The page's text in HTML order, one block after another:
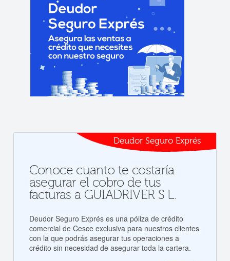
Deudor Seguro Exprés
Conoce cuanto te costaría
asegurar el cobro de tus
facturas a GUIADRIVER S L.
Deudor Seguro Exprés es una póliza de crédito
comercial de Cesce exclusiva para nuestros clientes
con la que podrás asegurar tus operaciones a
crédito sin necesidad de asegurar toda la cartera.